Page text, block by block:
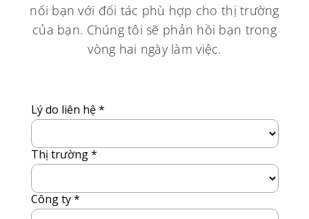
nối bạn với đối tác phù hợp cho thị trường
của bạn. Chúng tôi sẽ phản hồi bạn trong
vòng hai ngày làm việc.